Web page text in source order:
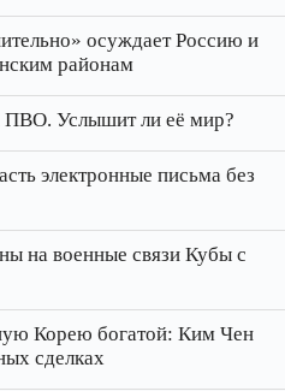
осуждает Россию и
районам
ПВО. Услышит ли её мир?
электронные письма без
на военные связи Кубы с
Корею богатой: Ким Чен
сделках